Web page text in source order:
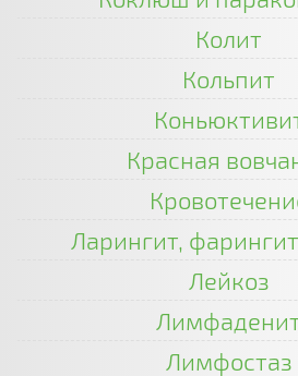
Колит
Кольпит
Красная
Ларингит,
Лейкоз
Лимфостаз